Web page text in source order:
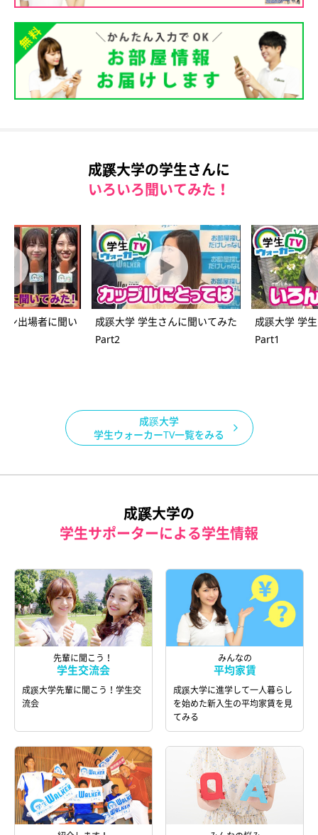
成蹊大学の学生さんに
いろいろ聞いてみた！
ン出場者に聞い
成蹊大学 学生さんに聞いてみた
Part2
成蹊大学 学
Part1
成蹊大学
学生ウォーカーTV一覧をみる
成蹊大学の
学生サポーターによる学生情報
先輩に聞こう！
学生交流会
成蹊大学先輩に聞こう！学生交
流会
みんなの
平均家賃
成蹊大学に進学して一人暮らし
を始めた新入生の平均家賃を見
てみる